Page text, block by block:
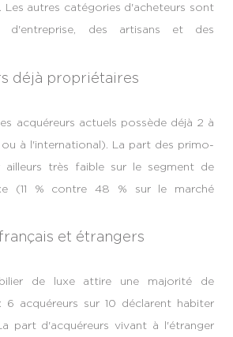
Les autres catégories d'acheteurs sont
d'entreprise, des artisans et des
déjà propriétaires
acquéreurs actuels possède déjà 2 à
ou à l'international). La part des primo-
ailleurs très faible sur le segment de
(11 % contre 48 % sur le marché
et étrangers
de luxe attire une majorité de
6 acquéreurs sur 10 déclarent habiter
part d'acquéreurs vivant à l'étranger